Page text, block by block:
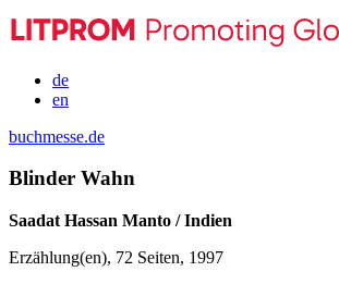
de
en
buchmesse.de
Blinder Wahn
Saadat Hassan Manto / Indien
Erzählung(en), 72 Seiten, 1997